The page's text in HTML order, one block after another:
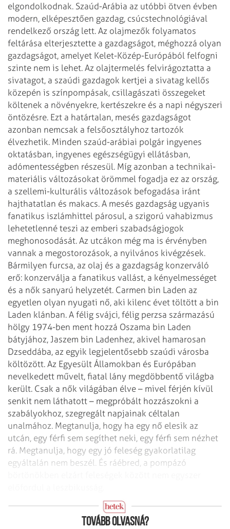
elgondolkodnak. Szaúd-Arábia az utóbbi ötven évben
modern, elképesztően gazdag, csúcstechnológiával
rendelkező ország lett. Az olajmezők folyamatos
feltárása elterjesztette a gazdagságot, méghozzá olyan
gazdagságot, amelyet Kelet-Közép-Európából felfogni
szinte nem is lehet. Az olajtermelés felvirágoztatta a
sivatagot, a szaúdi gazdagok kertjei a sivatag kellős
közepén is színpompásak, csillagászati összegeket
költenek a növényekre, kertészekre és a napi négyszeri
öntözésre. Ezt a határtalan, mesés gazdagságot
azonban nemcsak a felsőosztályhoz tartozók
élvezhetik. Minden szaúd-arábiai polgár ingyenes
oktatásban, ingyenes egészségügyi ellátásban,
adómentességben részesül. Míg azonban a technikai-
materiális változásokat örömmel fogadja ez az ország,
a szellemi-kulturális változások befogadása iránt
hajthatatlan és makacs. A mesés gazdagság ugyanis
fanatikus iszlámhittel párosul, a szigorú vahabizmus
lehetetlenné teszi az emberi szabadságjogok
meghonosodását. Az utcákon még ma is érvényben
vannak a megostorozások, a nyilvános kivégzések.
Bármilyen furcsa, az olaj és a gazdagság konzerváló
erő: konzerválja a fanatikus vallást, a kényelmességet
és a nők sanyarú helyzetét. Carmen bin Laden az
egyetlen olyan nyugati nő, aki kilenc évet töltött a bin
Laden klánban. A félig svájci, félig perzsa származású
hölgy 1974-ben ment hozzá Oszama bin Laden
bátyjához, Jaszem bin Ladenhez, akivel hamarosan
Dzseddába, az egyik legjelentősebb szaúdi városba
költözött. Az Egyesült Államokban és Európában
nevelkedett művelt, fiatal lány megdöbbentő világba
került. Csak a nők világában élve – mivel férjén kívül
senkit nem láthatott – megpróbált hozzászokni a
szabályokhoz, szegregált napjainak céltalan
unalmához. Megtanulja, hogy ha egy nő elesik az
utcán, egy férfi sem segíthet neki, egy férfi sem nézhet
rá. Megtanulja, hogy egy jó feleség gyakorlatilag
egyáltalán nem beszél. És ráébred, a pompázó
Tovább olvasná?